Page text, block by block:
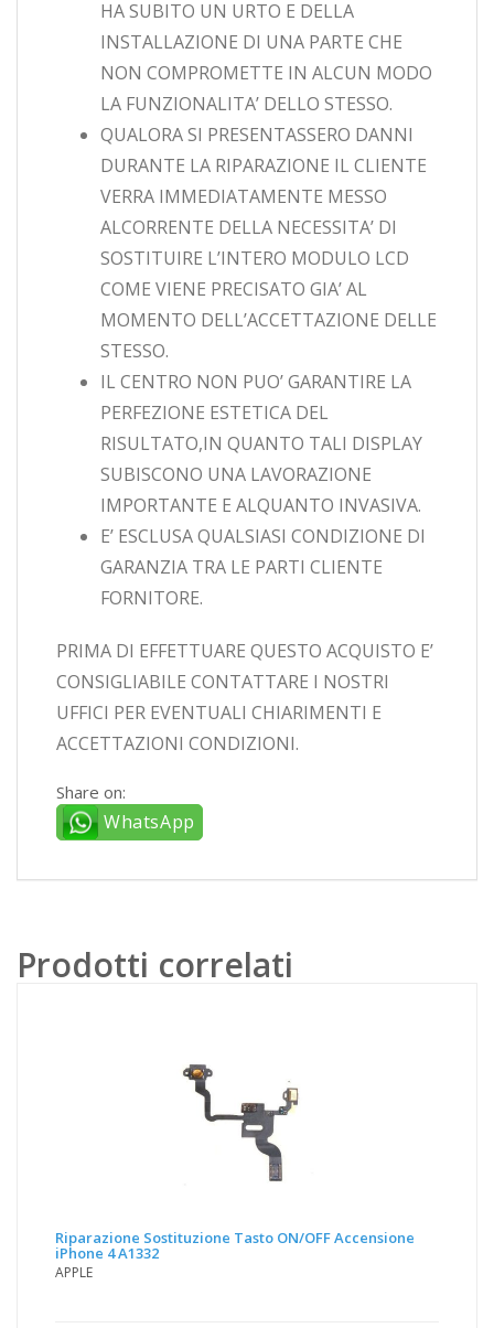
HA SUBITO UN URTO E DELLA
INSTALLAZIONE DI UNA PARTE CHE
NON COMPROMETTE IN ALCUN MODO
LA FUNZIONALITA’ DELLO STESSO.
QUALORA SI PRESENTASSERO DANNI
DURANTE LA RIPARAZIONE IL CLIENTE
VERRA IMMEDIATAMENTE MESSO
ALCORRENTE DELLA NECESSITA’ DI
SOSTITUIRE L’INTERO MODULO LCD
COME VIENE PRECISATO GIA’ AL
MOMENTO DELL’ACCETTAZIONE DELLE
STESSO.
IL CENTRO NON PUO’ GARANTIRE LA
PERFEZIONE ESTETICA DEL
RISULTATO,IN QUANTO TALI DISPLAY
SUBISCONO UNA LAVORAZIONE
IMPORTANTE E ALQUANTO INVASIVA.
E’ ESCLUSA QUALSIASI CONDIZIONE DI
GARANZIA TRA LE PARTI CLIENTE
FORNITORE.
PRIMA DI EFFETTUARE QUESTO ACQUISTO E’
CONSIGLIABILE CONTATTARE I NOSTRI
UFFICI PER EVENTUALI CHIARIMENTI E
ACCETTAZIONI CONDIZIONI.
Share on:
WhatsApp
Prodotti correlati
Riparazione Sostituzione Tasto ON/OFF Accensione
iPhone 4 A1332
APPLE